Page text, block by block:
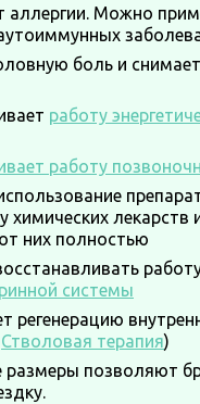
аллергии. Можно
боль и снимает
работу
работу
химических лекарств
них полностью
системы
регенерацию
Стволовая терапия)
позволяют